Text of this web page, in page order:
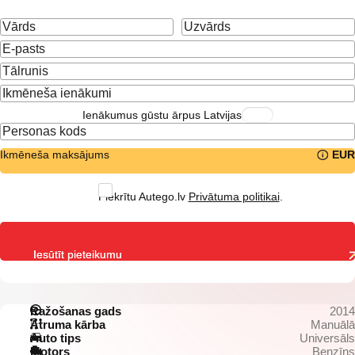
Ienākumus gūstu ārpus Latvijas
Ikmēneša maksājums EUR
Piekrītu Autego.lv Privātuma politikai.
Ražošanas gads
2014
Ātruma kārba
Manuālā
Auto tips
Universāls
Motors
Benzīns